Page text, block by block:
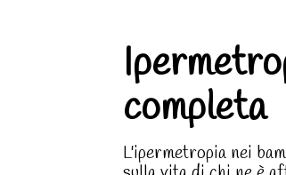
completa
L'ipermetropia nei